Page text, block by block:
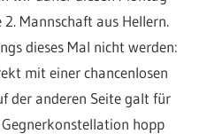
Mannschaft aus Hellern.
dieses Mal nicht werden:
mit einer chancenlosen
der anderen Seite galt für
hopp